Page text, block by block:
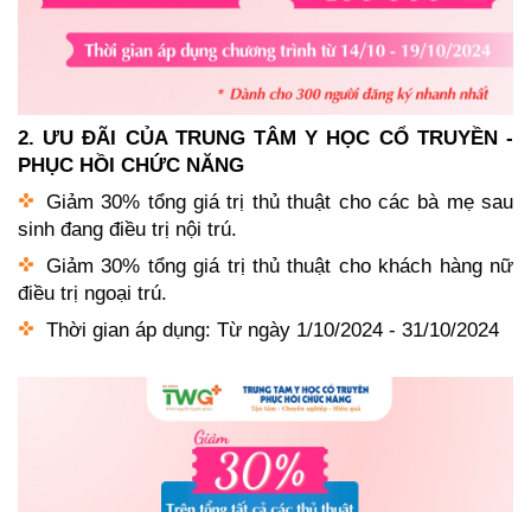
2. ƯU ĐÃI CỦA TRUNG TÂM Y HỌC CỔ TRUYỀN -
PHỤC HỒI CHỨC NĂNG
Giảm 30% tổng giá trị thủ thuật cho các bà mẹ sau
sinh đang điều trị nội trú.
Giảm 30% tổng giá trị thủ thuật cho khách hàng nữ
điều trị ngoại trú.
Thời gian áp dụng: Từ ngày 1/10/2024 - 31/10/2024